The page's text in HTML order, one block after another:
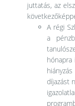
juttatás, az
A régi
a
hónapra
díjazást